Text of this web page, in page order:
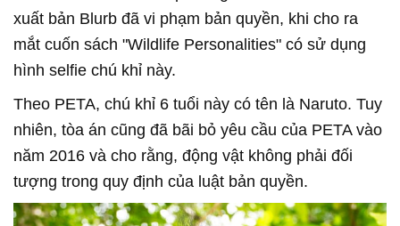
xuất bản Blurb đã vi phạm bản quyền, khi cho ra
mắt cuốn sách "Wildlife Personalities" có sử dụng
hình selfie chú khỉ này.
Theo PETA, chú khỉ 6 tuổi này có tên là Naruto. Tuy
nhiên, tòa án cũng đã bãi bỏ yêu cầu của PETA vào
năm 2016 và cho rằng, động vật không phải đối
tượng trong quy định của luật bản quyền.